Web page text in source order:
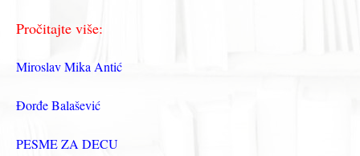
Pročitajte više:
Miroslav Mika Antić
Đorđe Balašević
PESME ZA DECU